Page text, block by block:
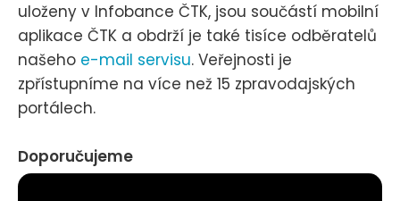
uloženy v Infobance ČTK, jsou součástí mobilní
aplikace ČTK a obdrží je také tisíce odběratelů
našeho e-mail servisu. Veřejnosti je
zpřístupníme na více než 15 zpravodajských
portálech.
Doporučujeme